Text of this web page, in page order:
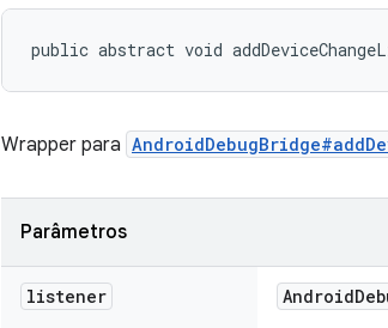
public abstract void
Wrapper para
Parâmetros
listener Android